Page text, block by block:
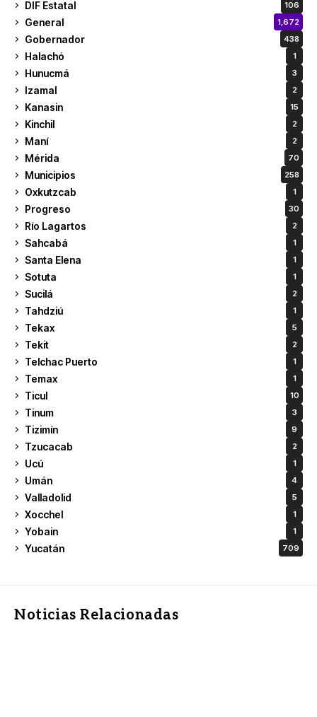
DIF Estatal 106
General 1,672
Gobernador 438
Halachó 1
Hunucmá 3
Izamal 2
Kanasin 15
Kinchil 2
Maní 2
Mérida 70
Municipios 258
Oxkutzcab 1
Progreso 30
Río Lagartos 2
Sahcabá 1
Santa Elena 1
Sotuta 1
Sucilá 2
Tahdziú 1
Tekax 5
Tekit 2
Telchac Puerto 1
Temax 1
Ticul 10
Tinum 3
Tizimín 9
Tzucacab 2
Ucú 1
Umán 4
Valladolid 5
Xocchel 1
Yobain 1
Yucatán 709
Noticias Relacionadas